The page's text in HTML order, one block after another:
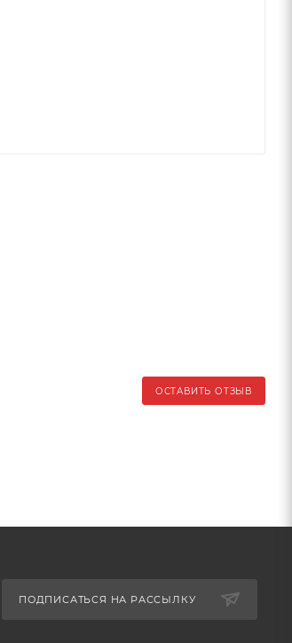
ОСТАВИТЬ ОТЗЫВ
ПОДПИСАТЬСЯ НА РАССЫЛКУ